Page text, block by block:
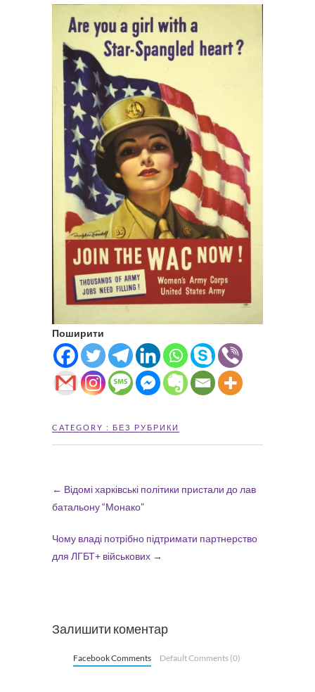
Поширити
CATEGORY : БЕЗ РУБРИКИ
← Відомі харківські політики пристали до лав
батальону “Монако”
Чому владі потрібно підтримати партнерство
для ЛГБТ+ військових →
Залишити коментар
Facebook Comments Default Comments (0)